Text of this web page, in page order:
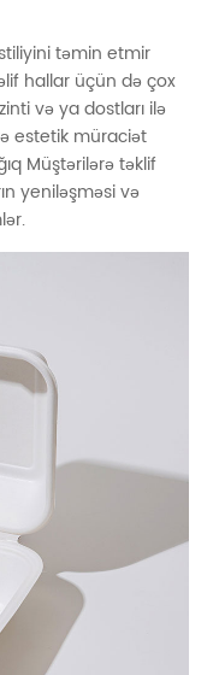
təmin etmir
hallar üçün də çox
və ya dostları ilə
estetik müraciət
Müştərilərə təklif
yeniləşməsi və